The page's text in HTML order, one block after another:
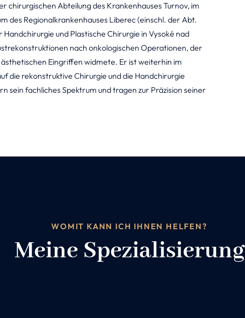
chirurgischen Abteilung des Krankenhauses Turnov, im
des Regionalkrankenhauses Liberec (einschl. der Abt.
und Plastische Chirurgie in Vysoké nad
nach onkologischen Operationen, der
Eingriffen widmete. Er ist weiterhin im
die rekonstruktive Chirurgie und die Handchirurgie
sein fachliches Spektrum und tragen zur Präzision seiner
WOMIT KANN ICH IHNEN HELFEN?
Meine Spezialisierung